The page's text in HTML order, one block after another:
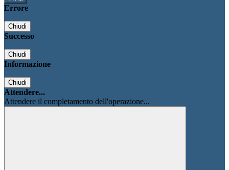
Errore
Chiudi
Successo
Chiudi
Informazione
Chiudi
Attendere...
Attendere il completamento dell'operazione...